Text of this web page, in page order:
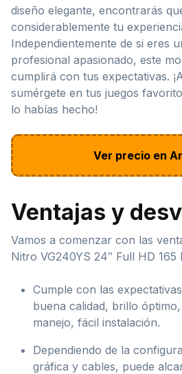
diseño elegante, encontrarás
considerablemente tu
Independientemente de si eres
profesional apasionado, este
cumplirá con tus expectativas.
sumérgete en tus juegos
lo habías hecho!
Ver precio en
Ventajas y
Vamos a comenzar con las
Nitro VG240YS 24″ Full HD 165
Cumple con las
buena calidad, brillo
manejo, fácil instalación.
Dependiendo de la
gráfica y cables, puede